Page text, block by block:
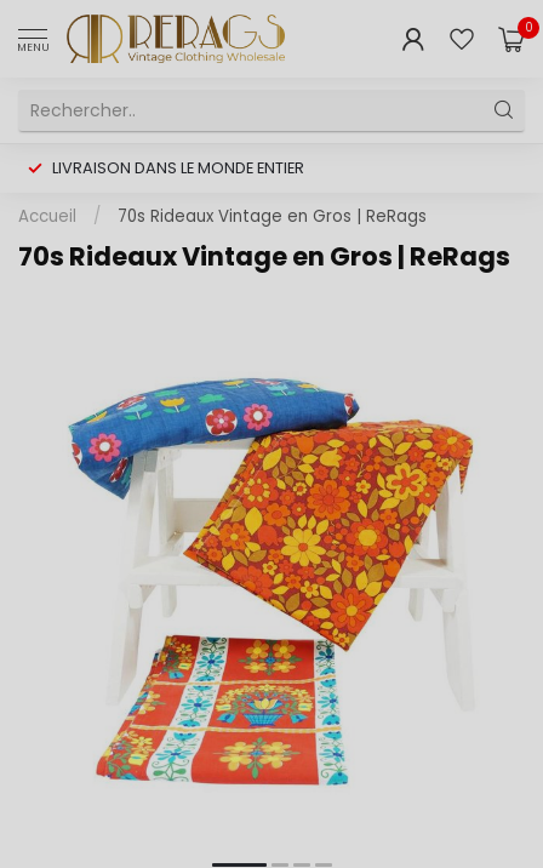
MENU
0
LIVRAISON DANS LE MONDE ENTIER
Accueil / 70s Rideaux Vintage en Gros | ReRags
70s Rideaux Vintage en Gros | ReRags